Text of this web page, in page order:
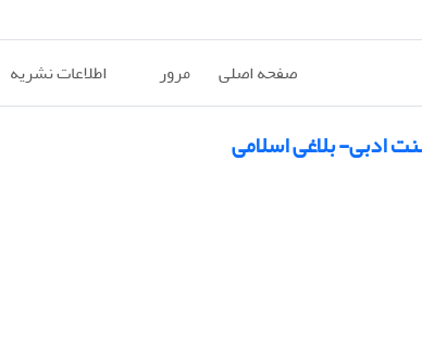
صفحه اصلی مرور اطلاعات نشریه
ادبی- بلاغی اسلامی‌